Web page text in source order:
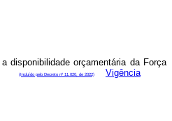
disponibilidade orçamentária da Força
(Incluído pelo Decreto nº 11.020, de 2022)
Vigência